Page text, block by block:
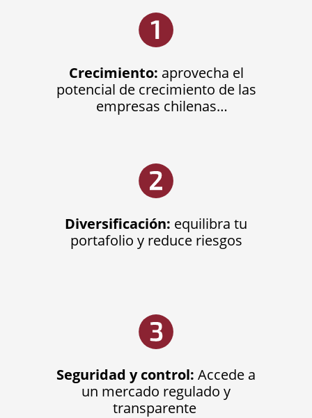
Crecimiento: aprovecha el
potencial de crecimiento de las
empresas chilenas
Diversificación: equilibra tu
portafolio y reduce riesgos
Seguridad y control: Accede a
un mercado regulado y
transparente